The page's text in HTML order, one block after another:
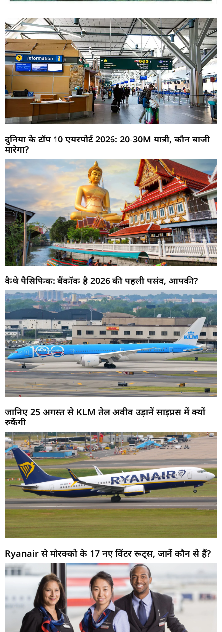
दुनिया के टॉप 10 एयरपोर्ट 2026: 20-30M यात्री, कौन बाजी
मारेगा?
कैथे पैसिफिक: बैंकॉक है 2026 की पहली पसंद, आपकी?
जानिए 25 अगस्त से KLM तेल अवीव उड़ानें साइप्रस में क्यों
रुकेंगी
Ryanair से मोरक्को के 17 नए विंटर रूट्स, जानें कौन से हैं?